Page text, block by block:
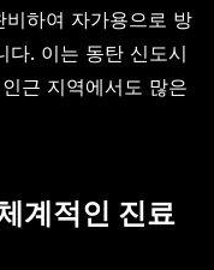
하여 자가용으로 방
다. 이는 동탄 신도시
근 지역에서도 많은
계적인 진료